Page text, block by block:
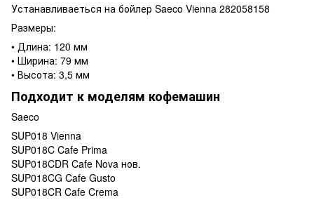
Устанавливаеться на бойлер Saeco Vienna 282058158
Размеры:
• Длина: 120 мм
• Ширина: 79 мм
• Высота: 3,5 мм
Подходит к моделям кофемашин
Saeco
SUP018 Vienna
SUP018C Cafe Prima
SUP018CDR Cafe Nova нов.
SUP018CG Cafe Gusto
SUP018CR Cafe Crema